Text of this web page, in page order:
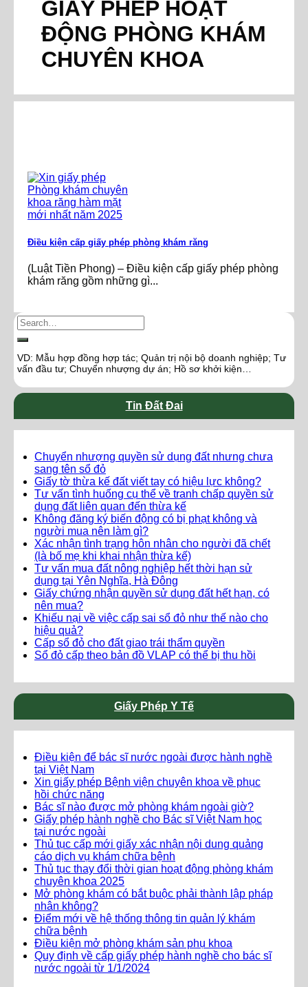
GIẤY PHÉP HOẠT
ĐỘNG PHÒNG KHÁM
CHUYÊN KHOA
Điều kiện cấp giấy phép phòng khám răng
(Luật Tiền Phong) – Điều kiện cấp giấy phép phòng
khám răng gồm những gì...
VD: Mẫu hợp đồng hợp tác; Quản trị nội bộ doanh nghiệp; Tư
vấn đầu tư; Chuyển nhượng dự án; Hồ sơ khởi kiện…
Tin Đất Đai
Chuyển nhượng quyền sử dụng đất nhưng chưa
sang tên sổ đỏ
Giấy tờ thừa kế đất viết tay có hiệu lực không?
Tư vấn tình huống cụ thể về tranh chấp quyền sử
dụng đất liên quan đến thừa kế
Không đăng ký biến động có bị phạt không và
người mua nên làm gì?
Xác nhận tình trạng hôn nhân cho người đã chết
(là bố mẹ khi khai nhận thừa kế)
Tư vấn mua đất nông nghiệp hết thời hạn sử
dụng tại Yên Nghĩa, Hà Đông
Giấy chứng nhận quyền sử dụng đất hết hạn, có
nên mua?
Khiếu nại về việc cấp sai sổ đỏ như thế nào cho
hiệu quả?
Cấp sổ đỏ cho đất giao trái thẩm quyền
Sổ đỏ cấp theo bản đồ VLAP có thể bị thu hồi
Giấy Phép Y Tế
Điều kiện để bác sĩ nước ngoài được hành nghề
tại Việt Nam
Xin giấy phép Bệnh viện chuyên khoa về phục
hồi chức năng
Bác sĩ nào được mở phòng khám ngoài giờ?
Giấy phép hành nghề cho Bác sĩ Việt Nam học
tại nước ngoài
Thủ tục cấp mới giấy xác nhận nội dung quảng
cáo dịch vụ khám chữa bệnh
Thủ tục thay đổi thời gian hoạt động phòng khám
chuyên khoa 2025
Mở phòng khám có bắt buộc phải thành lập pháp
nhân không?
Điểm mới về hệ thống thông tin quản lý khám
chữa bệnh
Điều kiện mở phòng khám sản phụ khoa
Quy định về cấp giấy phép hành nghề cho bác sĩ
nước ngoài từ 1/1/2024